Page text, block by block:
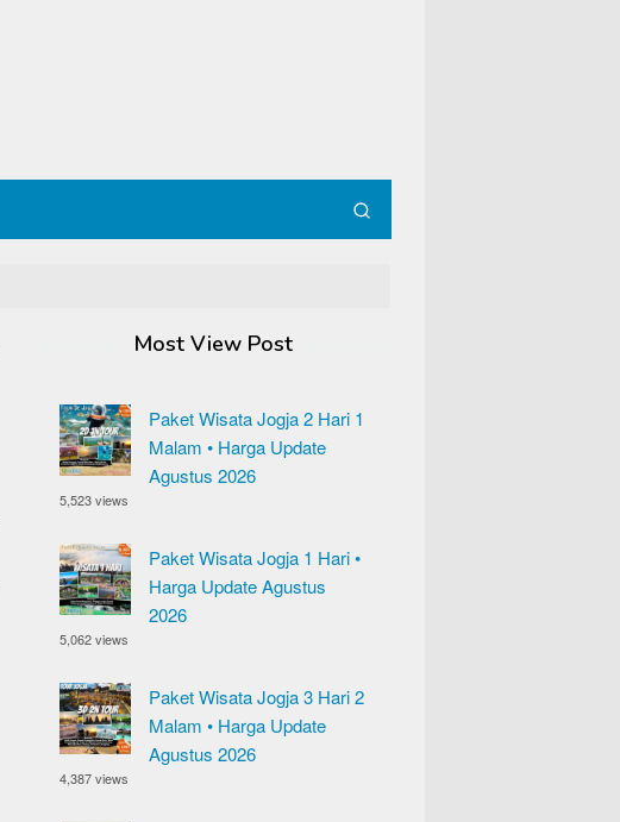
Most View Post
Paket Wisata Jogja 2 Hari 1
Malam • Harga Update
Agustus 2026
5,523 views
Paket Wisata Jogja 1 Hari •
Harga Update Agustus
2026
5,062 views
Paket Wisata Jogja 3 Hari 2
Malam • Harga Update
Agustus 2026
4,387 views